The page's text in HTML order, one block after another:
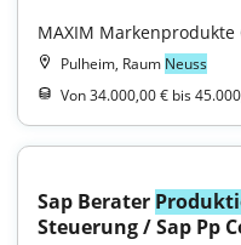
MAXIM Markenprodukte
Pulheim, Raum Neuss
Von 34.000,00 € bis
Sap Berater
Steuerung / Sap Pp